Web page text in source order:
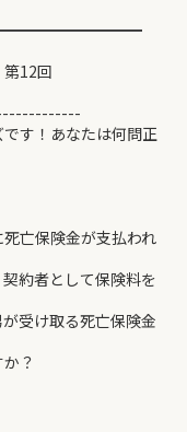
12回
す！あなたは何問正
亡保険金が支払われ
者として保険料を
け取る死亡保険金
？